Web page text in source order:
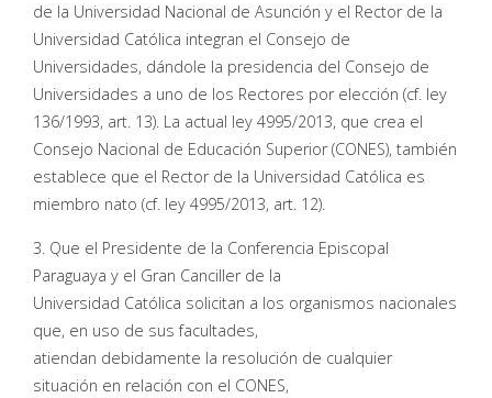
de la Universidad Nacional de Asunción y el Rector de la
Universidad Católica integran el Consejo de
Universidades, dándole la presidencia del Consejo de
Universidades a uno de los Rectores por elección (cf. ley
136/1993, art. 13). La actual ley 4995/2013, que crea el
Consejo Nacional de Educación Superior (CONES), también
establece que el Rector de la Universidad Católica es
miembro nato (cf. ley 4995/2013, art. 12).
3. Que el Presidente de la Conferencia Episcopal
Paraguaya y el Gran Canciller de la
Universidad Católica solicitan a los organismos nacionales
que, en uso de sus facultades,
atiendan debidamente la resolución de cualquier
situación en relación con el CONES,